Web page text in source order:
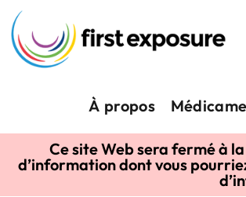
À propos
Ce site Web sera fermé à
d’information dont vous